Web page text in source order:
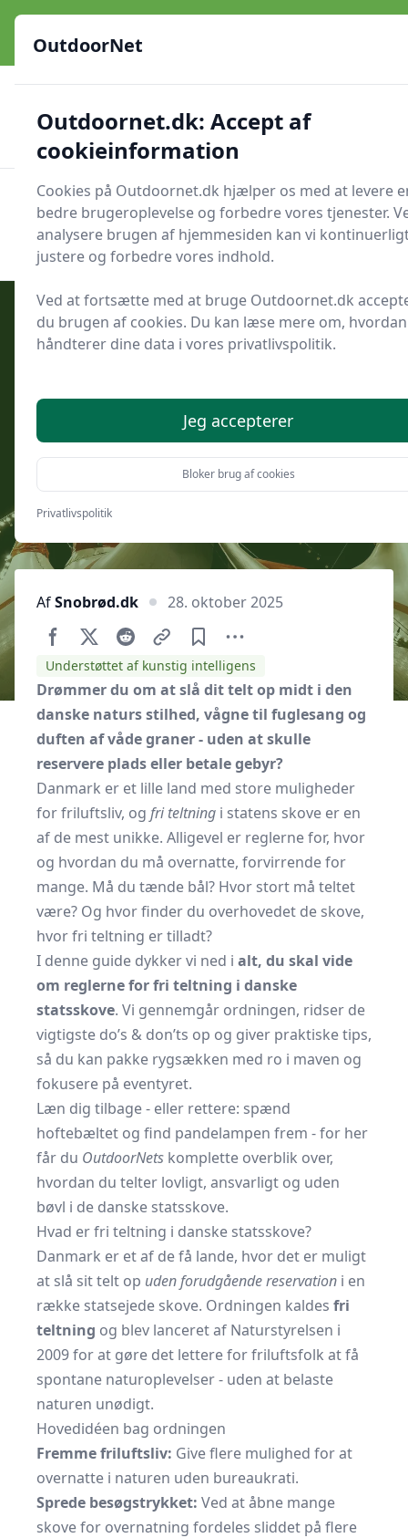
OutdoorNet - Inspiration, guides og grej til livet under åben
himmel
23 produktyper 🔐Sikker nethandel
Verificerede webshops
OutdoorNet
Søg nu
Søg nu
Regler for fri teltning i danske
statsskove forklaret
AfSnobrød.dk 28. oktober 2025
Understøttet af kunstig intelligens
Drømmer du om at slå dit telt op midt i den
danske naturs stilhed, vågne til fuglesang og
duften af våde graner - uden at skulle
reservere plads eller betale gebyr?
Danmark er et lille land med store muligheder
for friluftsliv, og fri teltning i statens skove er en
af de mest unikke. Alligevel er reglerne for, hvor
og hvordan du må overnatte, forvirrende for
mange. Må du tænde bål? Hvor stort må teltet
være? Og hvor finder du overhovedet de skove,
hvor fri teltning er tilladt?
I denne guide dykker vi ned i alt, du skal vide
om reglerne for fri teltning i danske
statsskove. Vi gennemgår ordningen, ridser de
vigtigste do’s & don’ts op og giver praktiske tips,
så du kan pakke rygsækken med ro i maven og
fokusere på eventyret.
Læn dig tilbage - eller rettere: spænd
hoftebæltet og find pandelampen frem - for her
får du OutdoorNets komplette overblik over,
hvordan du telter lovligt, ansvarligt og uden
bøvl i de danske statsskove.
Hvad er fri teltning i danske statsskove?
Danmark er et af de få lande, hvor det er muligt
at slå sit telt op uden forudgående reservation i en
række statsejede skove. Ordningen kaldes fri
teltning og blev lanceret af Naturstyrelsen i
2009 for at gøre det lettere for friluftsfolk at få
spontane naturoplevelser - uden at belaste
naturen unødigt.
Hovedidéen bag ordningen
Fremme friluftsliv: Give flere mulighed for at
overnatte i naturen uden bureaukrati.
Sprede besøgstrykket: Ved at åbne mange
skove for overnatning fordeles sliddet på flere
OutdoorNet
Outdoornet.dk: Accept af
cookieinformation
Cookies på Outdoornet.dk hjælper os med at levere
bedre brugeroplevelse og forbedre vores tjenester.
analysere brugen af hjemmesiden kan vi
justere og forbedre vores indhold.
Ved at fortsætte med at bruge Outdoornet.dk
du brugen af cookies. Du kan læse mere om,
håndterer dine data i vores privatlivspolitik.
Jeg accepterer
Bloker brug af cookies
Privatlivspolitik